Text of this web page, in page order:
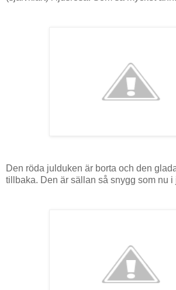
Den röda julduken är borta och den
tillbaka. Den är sällan så snygg som nu